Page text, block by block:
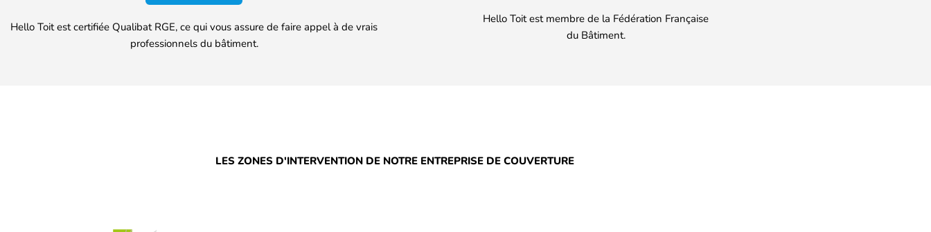
Hello Toit est certifiée Qualibat RGE, ce qui vous assure de faire appel à de vrais
professionnels du bâtiment.
Hello Toit est membre de la Fédération Française
du Bâtiment.
LES ZONES D'INTERVENTION DE NOTRE ENTREPRISE DE COUVERTURE